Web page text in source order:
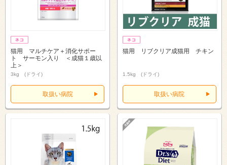
猫用 マルチケア＋消化サポー
ト サーモン入り ＜成猫１歳以
上＞
3kg (ドライ)
取扱い病院
猫用 リブクリア成猫用 チキン
1.5kg (ドライ)
取扱い病院